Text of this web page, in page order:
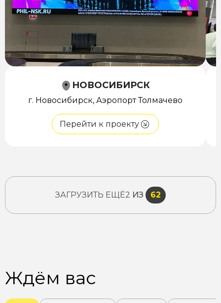
НОВОСИБИРСК
г. Новосибирск, Аэропорт Толмачево
Перейти к проекту
ЗАГРУЗИТЬ ЕЩЁ2 ИЗ 62
Ждём вас